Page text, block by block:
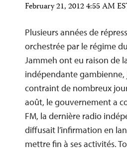
February 21, 2012 4:55 AM
Plusieurs années de
orchestrée par le régime
Jammeh ont eu raison de
indépendante gambienne,
contraint de nombreux
août, le gouvernement a
FM, la dernière radio
diffusait l’infirmation en
mettre fin à ses activités.